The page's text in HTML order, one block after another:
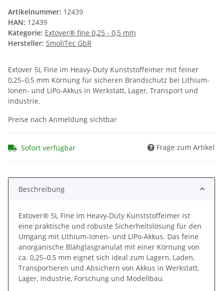
Artikelnummer: 12439
HAN: 12439
Kategorie: Extover® fine 0,25 - 0,5 mm
Hersteller: SmoliTec GbR
Extover 5L Fine im Heavy-Duty Kunststoffeimer mit feiner
0,25–0,5 mm Körnung für sicheren Brandschutz bei Lithium-
Ionen- und LiPo-Akkus in Werkstatt, Lager, Transport und
Industrie.
Preise nach Anmeldung sichtbar
Sofort verfügbar Frage zum Artikel
Beschreibung
Extover® 5L Fine im Heavy-Duty Kunststoffeimer ist
eine praktische und robuste Sicherheitslösung für den
Umgang mit Lithium-Ionen- und LiPo-Akkus. Das feine
anorganische Blähglasgranulat mit einer Körnung von
ca. 0,25–0,5 mm eignet sich ideal zum Lagern, Laden,
Transportieren und Absichern von Akkus in Werkstatt,
Lager, Industrie, Forschung und Modellbau.